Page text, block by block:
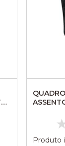
Produto